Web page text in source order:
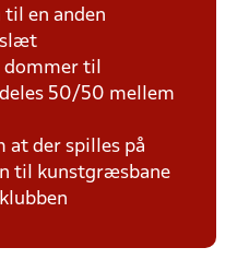
en anden
til
50/50 mellem
at der spilles på
til kunstgræsbane